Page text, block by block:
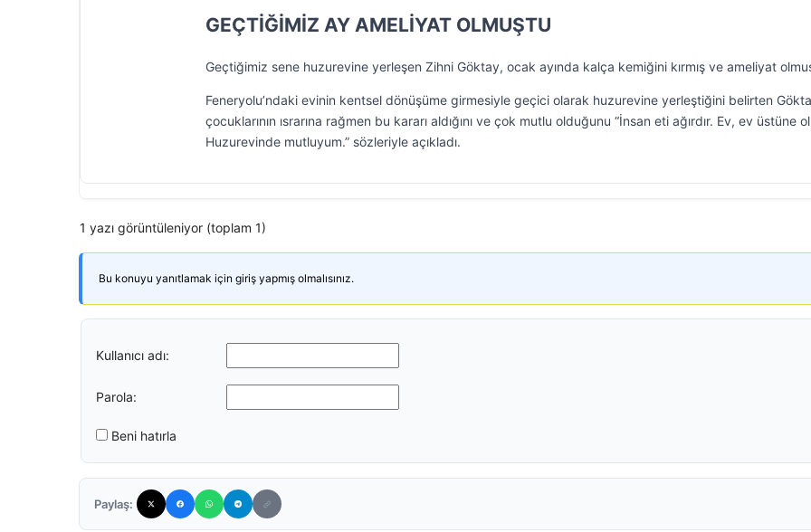
GEÇTİĞİMİZ AY AMELİYAT OLMUŞTU
Geçtiğimiz sene huzurevine yerleşen Zihni Göktay, ocak ayında kalça kemiğini kırmış ve ameliyat
Feneryolu’ndaki evinin kentsel dönüşüme girmesiyle geçici olarak huzurevine yerleştiğini belirten
çocuklarının ısrarına rağmen bu kararı aldığını ve çok mutlu olduğunu “İnsan eti ağırdır. Ev, ev üstüne
Huzurevinde mutluyum.” sözleriyle açıkladı.
1 yazı görüntüleniyor (toplam 1)
Bu konuyu yanıtlamak için giriş yapmış olmalısınız.
Kullanıcı adı:
Parola:
Beni hatırla
Paylaş: